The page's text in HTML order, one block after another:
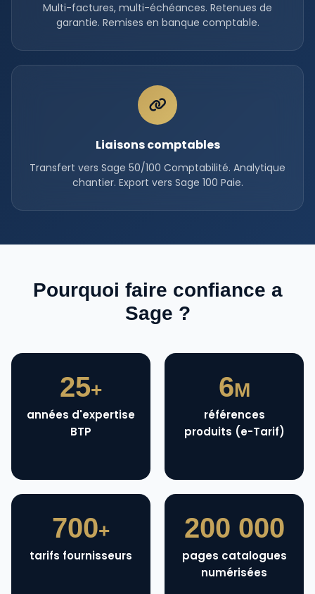
Multi-factures, multi-échéances. Retenues de
garantie. Remises en banque comptable.
Liaisons comptables
Transfert vers Sage 50/100 Comptabilité. Analytique
chantier. Export vers Sage 100 Paie.
Pourquoi faire confiance a
Sage ?
25+
années d'expertise
BTP
6M
références
produits (e-Tarif)
700+
tarifs fournisseurs
200 000
pages catalogues
numérisées